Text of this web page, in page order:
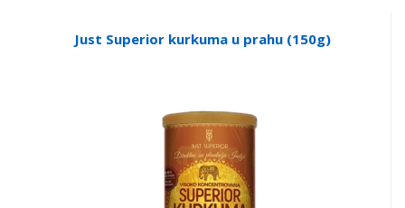
Just Superior kurkuma u prahu (150g)